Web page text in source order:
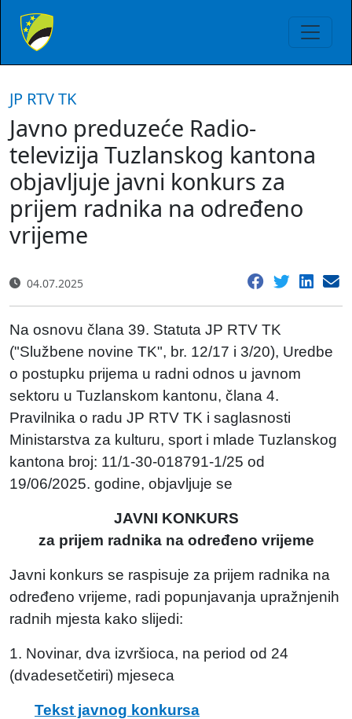
JP RTV TK
Javno preduzeće Radio-
televizija Tuzlanskog kantona
objavljuje javni konkurs za
prijem radnika na određeno
vrijeme
04.07.2025
Na osnovu člana 39. Statuta JP RTV TK
("Službene novine TK", br. 12/17 i 3/20), Uredbe
o postupku prijema u radni odnos u javnom
sektoru u Tuzlanskom kantonu, člana 4.
Pravilnika o radu JP RTV TK i saglasnosti
Ministarstva za kulturu, sport i mlade Tuzlanskog
kantona broj: 11/1-30-018791-1/25 od
19/06/2025. godine, objavljuje se
JAVNI KONKURS
za prijem radnika na određeno vrijeme
Javni konkurs se raspisuje za prijem radnika na
određeno vrijeme, radi popunjavanja upražnjenih
radnih mjesta kako slijedi:
1. Novinar, dva izvršioca, na period od 24
(dvadesetčetiri) mjeseca
Tekst javnog konkursa